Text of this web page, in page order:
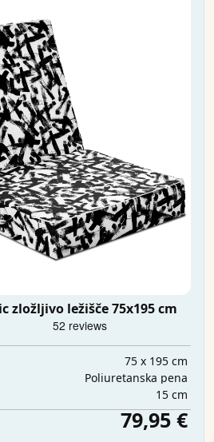
zložljivo ležišče 75x195 cm
75 x 195 cm
Poliuretanska pena
15 cm
79,95 €